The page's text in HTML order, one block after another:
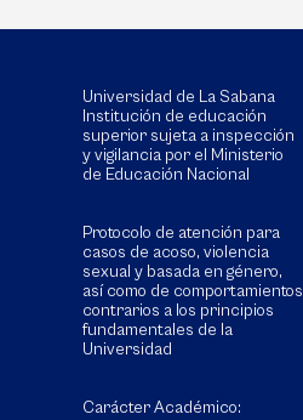
Universidad de La Sabana
Institución de educación
superior sujeta a inspección
y vigilancia por el Ministerio
de Educación Nacional
Protocolo de atención para
casos de acoso, violencia
sexual y basada en género,
así como de comportamientos
contrarios a los principios
fundamentales de la
Universidad
Carácter Académico: